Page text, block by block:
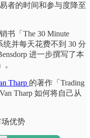
者的时间和参与度降至
书「The 30 Minute
统并每天花费不到 30 分
进一步撰写了本
。
Tharp 的著作「Trading
Tharp 如何将自己从
优势